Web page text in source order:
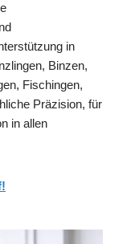
in
Binzen,
Fischingen,
Präzision, für
in allen